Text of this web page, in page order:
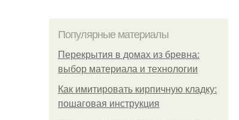
Популярные материалы
Перекрытия в домах из бревна:
выбор материала и технологии
Как имитировать кирпичную кладку:
пошаговая инструкция